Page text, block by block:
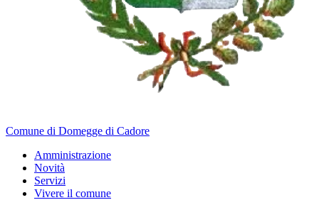
Comune di Domegge di Cadore
Amministrazione
Novità
Servizi
Vivere il comune